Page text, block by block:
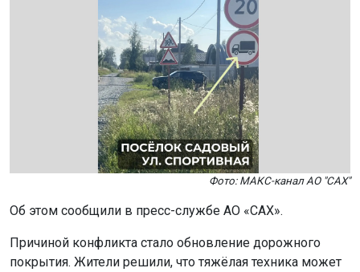
Фото: МАКС-канал АО "САХ"
Об этом сообщили в пресс-службе АО «САХ».
Причиной конфликта стало обновление дорожного
покрытия. Жители решили, что тяжёлая техника может